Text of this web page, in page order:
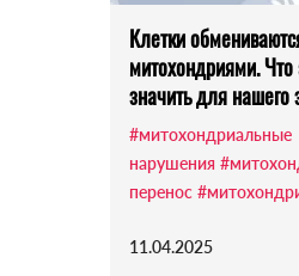
Клетки
митохондриями.
значить для нашего
#митохондриальные
нарушения
перенос
11.04.2025